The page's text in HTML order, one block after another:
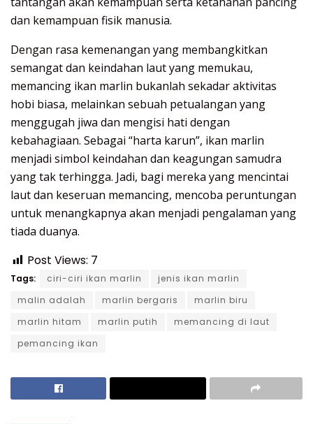
dan kemampuan fisik manusia.
Dengan rasa kemenangan yang membangkitkan
semangat dan keindahan laut yang memukau,
memancing ikan marlin bukanlah sekadar aktivitas
hobi biasa, melainkan sebuah petualangan yang
menggugah jiwa dan mengisi hati dengan
kebahagiaan. Sebagai “harta karun”, ikan marlin
menjadi simbol keindahan dan keagungan samudra
yang tak terhingga. Jadi, bagi mereka yang mencintai
laut dan keseruan memancing, mencoba peruntungan
untuk menangkapnya akan menjadi pengalaman yang
tiada duanya.
Post Views: 7
Tags: ciri-ciri ikan marlin
jenis ikan marlin
malin adalah
marlin bergaris
marlin biru
marlin hitam
marlin putih
memancing di laut
pemancing ikan